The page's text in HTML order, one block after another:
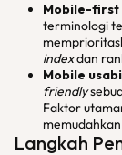
Mobile-first
terminologi
indexdan
Mobile
friendly
Faktor
Langkah